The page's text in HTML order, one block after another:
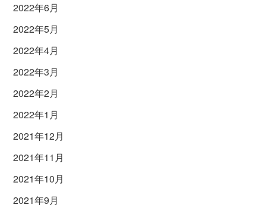
2022年6月
2022年5月
2022年4月
2022年3月
2022年2月
2022年1月
2021年12月
2021年11月
2021年10月
2021年9月